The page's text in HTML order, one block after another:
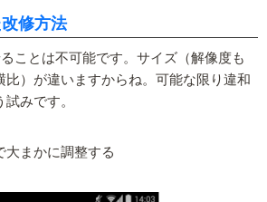
修方法
ことは不可能です。サイズ（解像度も
比）が違いますからね。可能な限り違和
みです。
まかに調整する